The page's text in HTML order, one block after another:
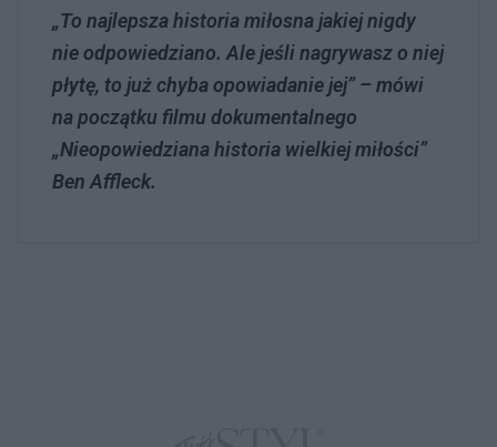
„To najlepsza historia miłosna jakiej nigdy
nie odpowiedziano. Ale jeśli nagrywasz o niej
płytę, to już chyba opowiadanie jej” – mówi
na początku filmu dokumentalnego
„Nieopowiedziana historia wielkiej miłości”
Ben Affleck.